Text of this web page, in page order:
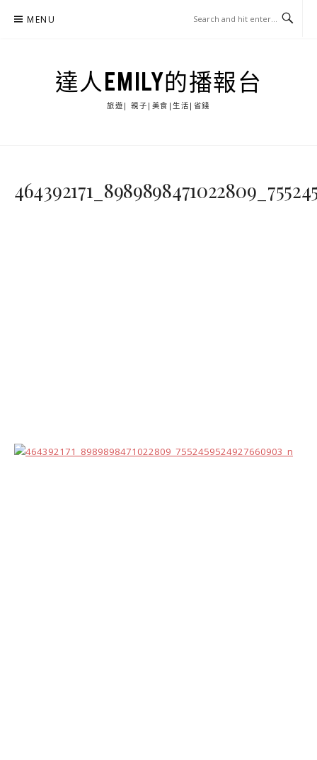
MENU
達人EMILY的播報台
旅遊| 親子|美食|生活|省錢